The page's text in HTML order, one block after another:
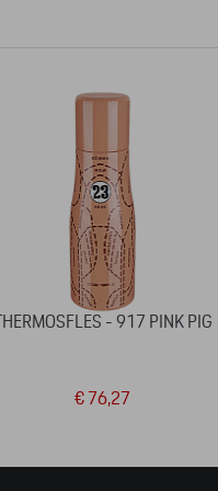
THERMOSFLES - 917 PINK PIG
€ 76,27